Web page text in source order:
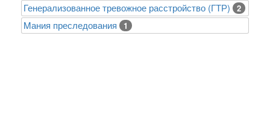
Генерализованное тревожное расстройство (ГТР) 2
Mания преследования 1